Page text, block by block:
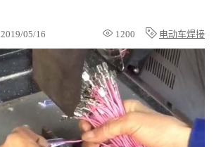
2019/05/16 1200 电动车焊接